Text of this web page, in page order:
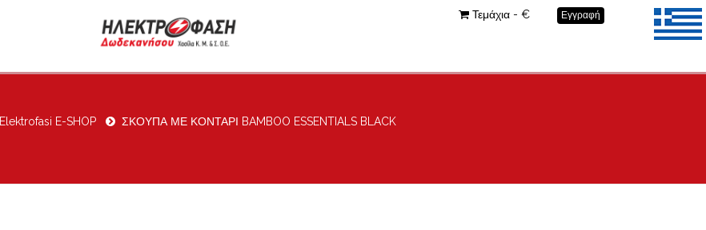
Εγγραφή
Τεμάχια - €
Elektrofasi E-SHOP ΣΚΟΥΠΑ ΜΕ ΚΟΝΤΑΡΙ BAMBOO ESSENTIALS BLACK